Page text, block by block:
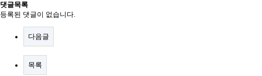
댓글목록
등록된 댓글이 없습니다.
다음글
목록